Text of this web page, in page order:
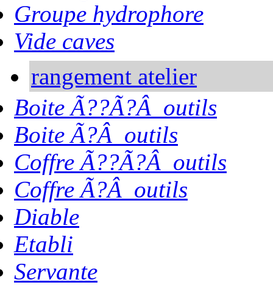
Groupe hydrophore
Vide caves
rangement atelier
Boite Ã??Ã?Â outils
Boite Ã?Â outils
Coffre Ã??Ã?Â outils
Coffre Ã?Â outils
Diable
Etabli
Servante